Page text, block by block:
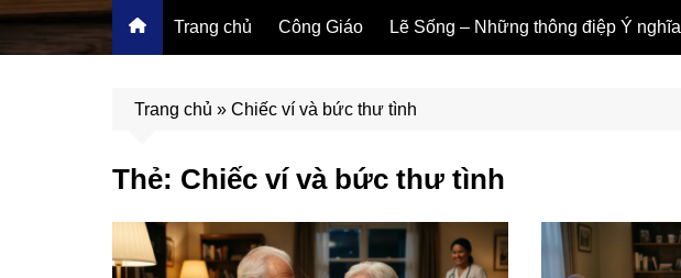
Trang chủ Công Giáo Lẽ Sống – Những thông điệp Ý nghĩa
Trang chủ » Chiếc ví và bức thư tình
Thẻ: Chiếc ví và bức thư tình